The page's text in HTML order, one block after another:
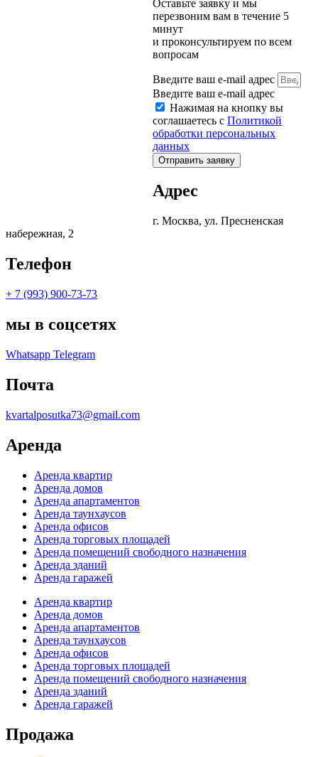
Оставьте заявку и мы
перезвоним вам в течение 5
минут
и проконсультируем по всем
вопросам
Введите ваш e-mail адрес
Введите ваш e-mail адрес
Нажимая на кнопку вы
соглашаетесь сПолитикой
обработки персональных
данных
Отправить заявку
Адрес
г. Москва, ул. Пресненская
набережная, 2
Телефон
+ 7 (993) 900-73-73
мы в соцсетях
Whatsapp Telegram
Почта
kvartalposutka73@gmail.com
Аренда
Аренда квартир
Аренда домов
Аренда апартаментов
Аренда таунхаусов
Аренда офисов
Аренда торговых площадей
Аренда помещений свободного назначения
Аренда зданий
Аренда гаражей
Аренда квартир
Аренда домов
Аренда апартаментов
Аренда таунхаусов
Аренда офисов
Аренда торговых площадей
Аренда помещений свободного назначения
Аренда зданий
Аренда гаражей
Продажа